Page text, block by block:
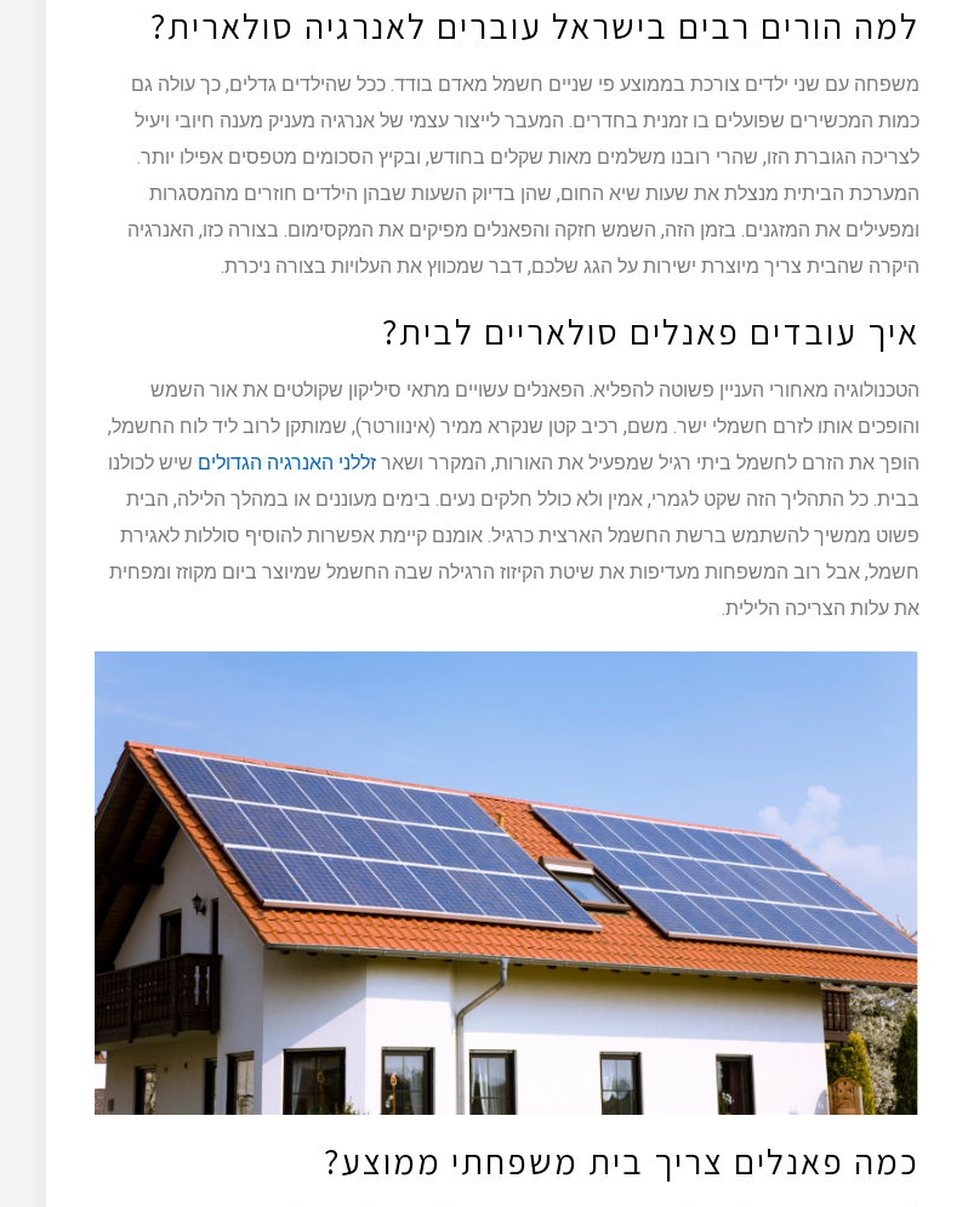
למה הורים רבים בישראל עוברים לאנרגיה סולארית?
משפחה עם שני ילדים צורכת בממוצע פי שניים חשמל מאדם בודד. ככל שהילדים גדלים, כך עולה גם
כמות המכשירים שפועלים בו זמנית בחדרים. המעבר לייצור עצמי של אנרגיה מעניק מענה חיובי ויעיל
לצריכה הגוברת הזו, שהרי רובנו משלמים מאות שקלים בחודש, ובקיץ הסכומים מטפסים אפילו יותר.
המערכת הביתית מנצלת את שעות שיא החום, שהן בדיוק השעות שבהן הילדים חוזרים מהמסגרות
ומפעילים את המזגנים. בזמן הזה, השמש חזקה והפאנלים מפיקים את המקסימום. בצורה כזו, האנרגיה
היקרה שהבית צריך מיוצרת ישירות על הגג שלכם, דבר שמכווץ את העלויות בצורה ניכרת.
איך עובדים פאנלים סולאריים לבית?
הטכנולוגיה מאחורי העניין פשוטה להפליא. הפאנלים עשויים מתאי סיליקון שקולטים את אור השמש
והופכים אותו לזרם חשמלי ישר. משם, רכיב קטן שנקרא ממיר (אינוורטר), שמותקן לרוב ליד לוח החשמל,
הופך את הזרם לחשמל ביתי רגיל שמפעיל את האורות, המקרר ושאר זללני האנרגיה הגדולים שיש לכולנו
בבית. כל התהליך הזה שקט לגמרי, אמין ולא כולל חלקים נעים. בימים מעוננים או במהלך הלילה, הבית
פשוט ממשיך להשתמש ברשת החשמל הארצית כרגיל. אומנם קיימת אפשרות להוסיף סוללות לאגירת
חשמל, אבל רוב המשפחות מעדיפות את שיטת הקיזוז הרגילה שבה החשמל שמיוצר ביום מקוזז ומפחית
את עלות הצריכה הלילית.
כמה פאנלים צריך בית משפחתי ממוצע?